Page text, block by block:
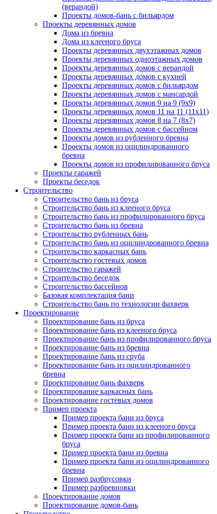
(верандой)
Проекты домов-бань с бильярдом
Проекты деревянных домов
Дома из бревна
Дома из клееного бруса
Проекты деревянных двухэтажных домов
Проекты деревянных одноэтажных домов
Проекты деревянных домов с верандой
Проекты деревянных домов с кухней
Проекты деревянных домов с бильярдом
Проекты деревянных домов с мансардой
Проекты деревянных домов 9 на 9 (9x9)
Проекты деревянных домов 11 на 11 (11x11)
Проекты деревянных домов 8 на 7 (8x7)
Проекты деревянных домов с бассейном
Проекты домов из рубленного бревна
Проекты домов из оцилиндрованного
бревна
Проекты домов из профилированного бруса
Проекты гаражей
Проекты беседок
Строительство
Строительство бань из бруса
Строительство бань из клееного бруса
Строительство бань из профилированного бруса
Строительство бань из бревна
Строительство рубленных бань
Строительство бань из оцилиндрованного бревна
Строительство каркасных бань
Строительство гостевых домов
Строительство гаражей
Строительство беседок
Строительство бассейнов
Базовая комплектация бани
Строительство бань по технологии фахверк
Проектирование
Проектирование бань из бруса
Проектирование бань из клееного бруса
Проектирование бань из профилированного бруса
Проектирование бань из бревна
Проектирование бань из сруба
Проектирование бань из оцилиндрованного
бревна
Проектирование бань фахверк
Проектирование каркасных бань
Проектирование гостевых домов
Пример проекта
Пример проекта бани из бруса
Пример проекта бани из клееного бруса
Пример проекта бани из профилированного
бруса
Пример проекта бани из бревна
Пример проекта бани из оцилиндрованного
бревна
Пример разбрусовки
Пример разбревновки
Проектирование домов
Проектирование домов-бань